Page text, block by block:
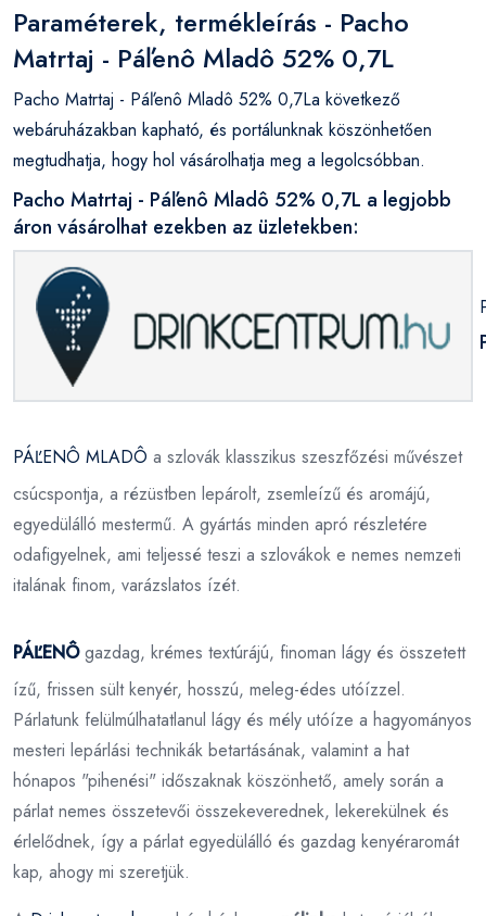
Paraméterek, termékleírás - Pacho
Matrtaj - Páľenô Mladô 52% 0,7L
Pacho Matrtaj - Páľenô Mladô 52% 0,7La következő
webáruházakban kapható, és portálunknak köszönhetően
megtudhatja, hogy hol vásárolhatja meg a legolcsóbban.
Pacho Matrtaj - Páľenô Mladô 52% 0,7L a legjobb
áron vásárolhat ezekben az üzletekben:
PÁĽENÔ MLADÔ a szlovák klasszikus szeszfőzési művészet
csúcspontja, a rézüstben lepárolt, zsemleízű és aromájú,
egyedülálló mestermű. A gyártás minden apró részletére
odafigyelnek, ami teljessé teszi a szlovákok e nemes nemzeti
italának finom, varázslatos ízét.
PÁĽENÔgazdag, krémes textúrájú, finoman lágy és összetett
ízű, frissen sült kenyér, hosszú, meleg-édes utóízzel.
Párlatunk felülmúlhatatlanul lágy és mély utóíze a hagyományos
mesteri lepárlási technikák betartásának, valamint a hat
hónapos "pihenési" időszaknak köszönhető, amely során a
párlat nemes összetevői összekeverednek, lekerekülnek és
érlelődnek, így a párlat egyedülálló és gazdag kenyéraromát
kap, ahogy mi szeretjük.